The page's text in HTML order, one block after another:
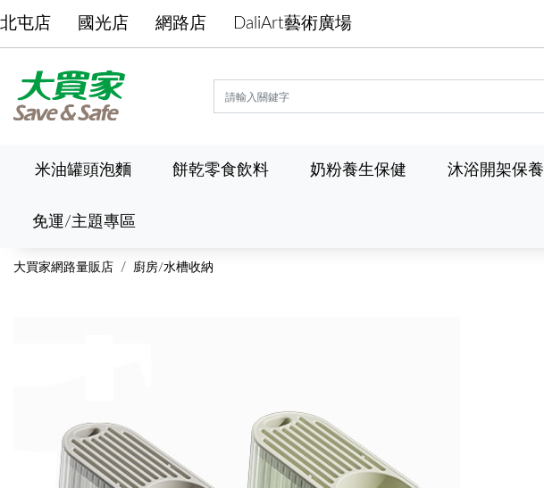
北屯店 國光店 網路店 DaliArt藝術廣場
米油罐頭泡麵 餅乾零食飲料 奶粉養生保健 沐浴開架保養
免運/主題專區
大買家網路量販店 廚房/水槽收納